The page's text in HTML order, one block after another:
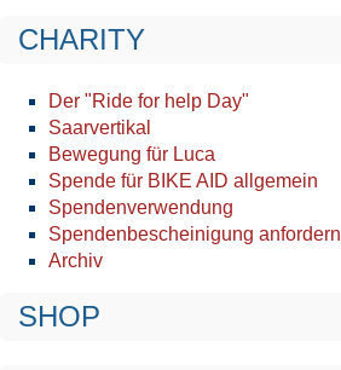
CHARITY
Der "Ride for help Day"
Saarvertikal
Bewegung für Luca
Spende für BIKE AID allgemein
Spendenverwendung
Spendenbescheinigung anfordern
Archiv
SHOP